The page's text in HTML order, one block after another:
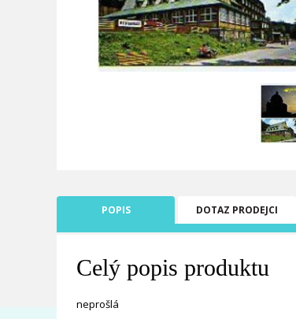
POPIS DOTAZ PRODEJCI
Celý popis produktu
neprošlá